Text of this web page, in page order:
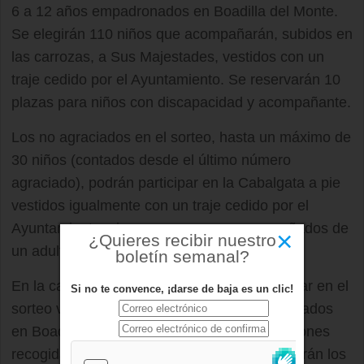
6 a 12 años empadronados en Boadilla del Monte.
Se elegirán 110 niños que acompañarán, subidos en
las carrozas, a Sus Majestades, vestidos con un
traje cedido por el Ayuntamiento. Se reservarán 10
plazas para niños con discapacidad y acompañante.
Los no agraciados en el sorteo, hasta un máximo de
30 niños (contados desde el último número
agraciado), podrán participar en la Cabalgata a pie
vestidos igualmente con un traje cedido por el
Ayuntamiento, siempre que vayan acompañados de
un adulto.
En la categoría juvenil/adulto podrán participar en el
sorteo vecinos a partir de 13 años empadronados
en Boadilla del Monte. De todas las inscripciones
recogidas se celebrará el sorteo del que saldrán los
×
¿Quieres recibir nuestro
boletín semanal?
Si no te convence, ¡darse de baja es un clic!